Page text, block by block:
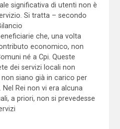
significativa di utenti non è
Si tratta – secondo
che, una volta
economico, non
né a Cpi. Queste
dei servizi locali non
siano già in carico per
Nel Rei non vi era alcuna
a priori, non si prevedesse